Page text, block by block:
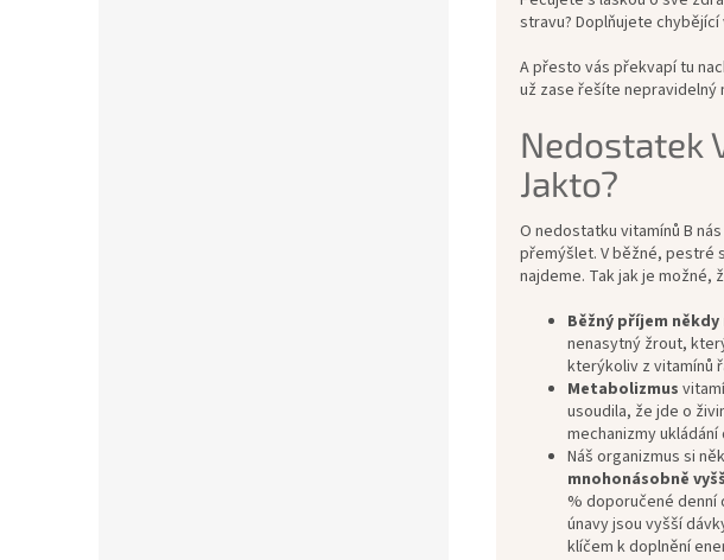
stravu? Doplňujete
A přesto vás překvapí tu
už zase řešíte nepravidelný
Nedostatek
Jakto?
O nedostatku vitamínů B
přemýšlet. V běžné, pestré
najdeme. Tak jak je možné,
Běžný příjem
nenasytný žrout,
kterýkoliv z vitamínů
Metabolizmus
usoudila, že jde o
mechanizmy
Náš organizmus si
mnohonásobně
% doporučené denní
únavy jsou vyšší
klíčem k doplnění